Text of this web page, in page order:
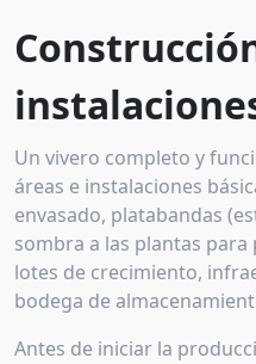
Un vivero completo y
áreas e instalaciones
envasado, platabandas
sombra a las plantas
lotes de crecimiento,
bodega de
Antes de iniciar la